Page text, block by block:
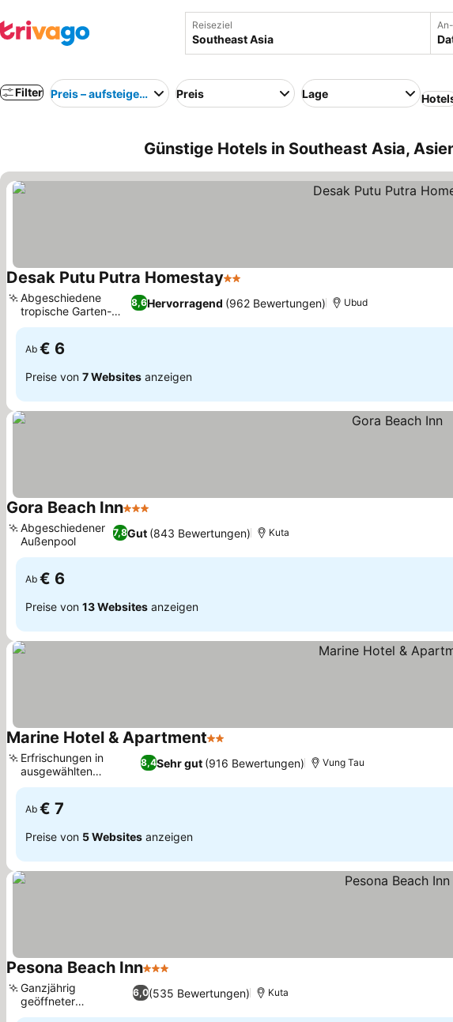
Reiseziel
Filter Preis – aufsteigend Preis Lage
Günstige Hotels in Southeast Asia,
Desak Putu Putra Homestay2 Sterne
8,6Hervorragend (962 Bewertungen)
Abgeschiedene
tropische Garten-
Oase
Ubud
Ab € 6
Preise von 7 Websites anzeigen
Gora Beach Inn3 Sterne
7,8Gut (843 Bewertungen)
Abgeschiedener
Außenpool
Kuta
Ab € 6
Preise von 13 Websites anzeigen
Marine Hotel & Apartment2 Sterne
8,4Sehr gut (916 Bewertungen)
Erfrischungen in
ausgewählten
Zimmern
Vung Tau
Ab € 7
Preise von 5 Websites anzeigen
Pesona Beach Inn3 Sterne
6,0(535 Bewertungen)
Ganzjährig
geöffneter
Außenpool
Kuta